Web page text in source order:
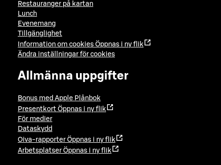
Restauranger på kartan
Lunch
Evenemang
Tillgänglighet
Information om cookies Öppnas i ny flik
Ändra inställningar för cookies
Allmänna uppgifter
Bonus med Apple Plånbok
Presentkort Öppnas i ny flik
För medier
Dataskydd
Oiva-rapporter Öppnas i ny flik
Arbetsplatser Öppnas i ny flik